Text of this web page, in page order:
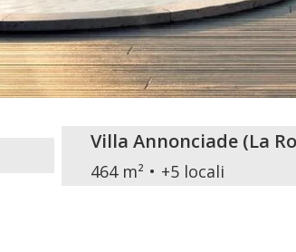
Villa Annonciade (La
464 m² +5 locali